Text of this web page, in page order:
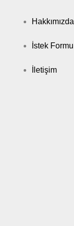
Hakkımızda
İstek Formu
İletişim